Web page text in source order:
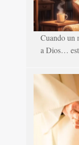
Cuando un
a Dios…